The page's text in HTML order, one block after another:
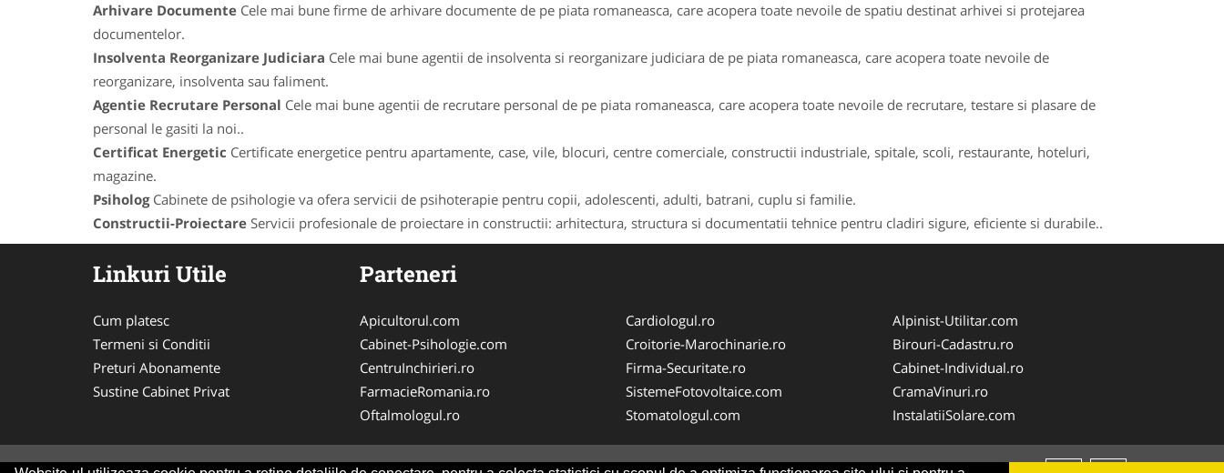
Arhivare Documente Cele mai bune firme de arhivare documente de pe piata romaneasca, care acopera toate nevoile de spatiu destinat arhivei si protejarea
documentelor.
Insolventa Reorganizare Judiciara Cele mai bune agentii de insolventa si reorganizare judiciara de pe piata romaneasca, care acopera toate nevoile de
reorganizare, insolventa sau faliment.
Agentie Recrutare Personal Cele mai bune agentii de recrutare personal de pe piata romaneasca, care acopera toate nevoile de recrutare, testare si plasare de
personal le gasiti la noi..
Certificat Energetic Certificate energetice pentru apartamente, case, vile, blocuri, centre comerciale, constructii industriale, spitale, scoli, restaurante, hoteluri,
magazine.
PsihologCabinete de psihologie va ofera servicii de psihoterapie pentru copii, adolescenti, adulti, batrani, cuplu si familie.
Constructii-Proiectare Servicii profesionale de proiectare in constructii: arhitectura, structura si documentatii tehnice pentru cladiri sigure, eficiente si durabile..
Linkuri Utile
Cum platesc
Termeni si Conditii
Preturi Abonamente
Sustine Cabinet Privat
Parteneri
Apicultorul.com
Cabinet-Psihologie.com
CentruInchirieri.ro
FarmacieRomania.ro
Oftalmologul.ro
Cardiologul.ro
Croitorie-Marochinarie.ro
Firma-Securitate.ro
SistemeFotovoltaice.com
Stomatologul.com
Alpinist-Utilitar.com
Birouri-Cadastru.ro
Cabinet-Individual.ro
CramaVinuri.ro
InstalatiiSolare.com